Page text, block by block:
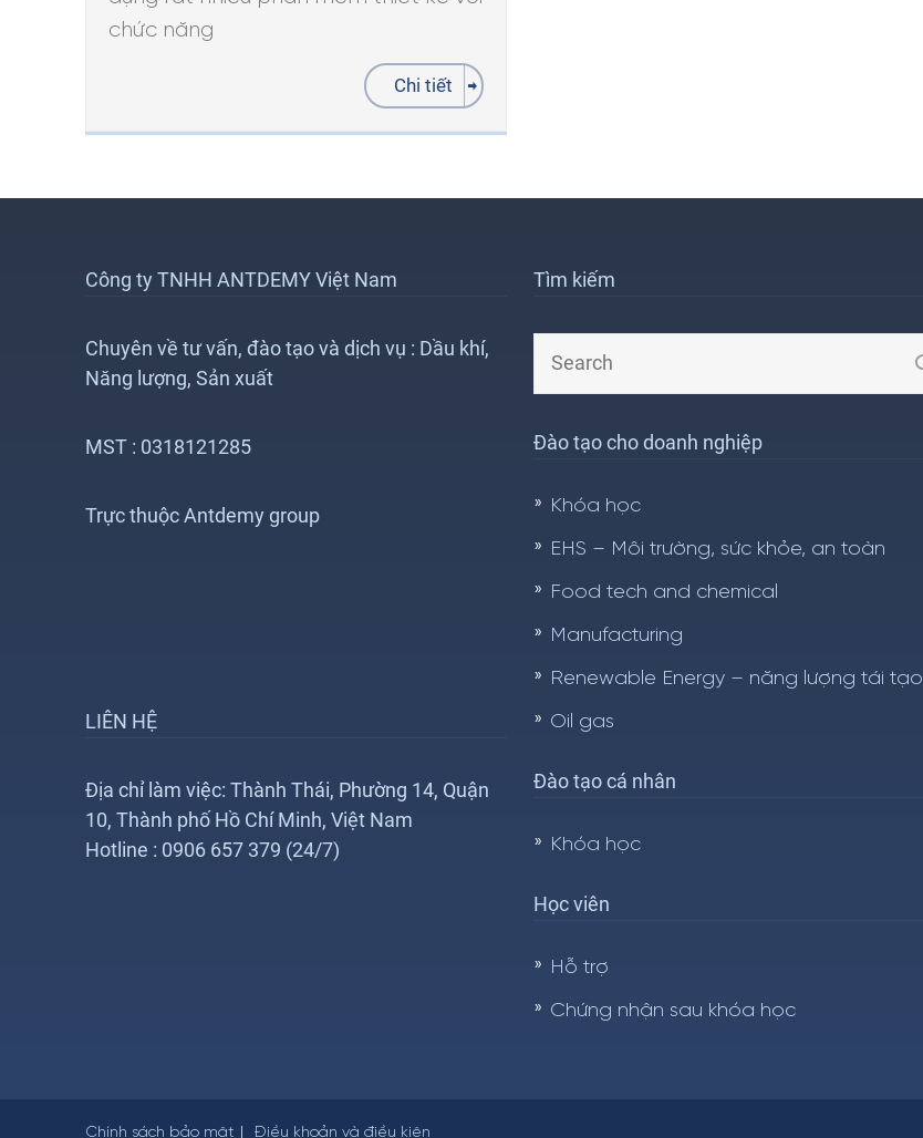
chức năng
Chi tiết
Công ty TNHH ANTDEMY Việt Nam
Chuyên về tư vấn, đào tạo và dịch vụ : Dầu khí,
Năng lượng, Sản xuất
MST : 0318121285
Trực thuộc Antdemy group
LIÊN HỆ
Địa chỉ làm việc: Thành Thái, Phường 14, Quận
10, Thành phố Hồ Chí Minh, Việt Nam
Hotline : 0906 657 379 (24/7)
Tìm kiếm
Đào tạo cho doanh nghiệp
Khóa học
EHS – Môi trường, sức khỏe, an toàn
Food tech and chemical
Manufacturing
Renewable Energy – năng lượng tái tạo
Oil gas
Đào tạo cá nhân
Khóa học
Học viên
Hỗ trợ
Chứng nhận sau khóa học
Chính sách bảo mật Điều khoản và điều kiện